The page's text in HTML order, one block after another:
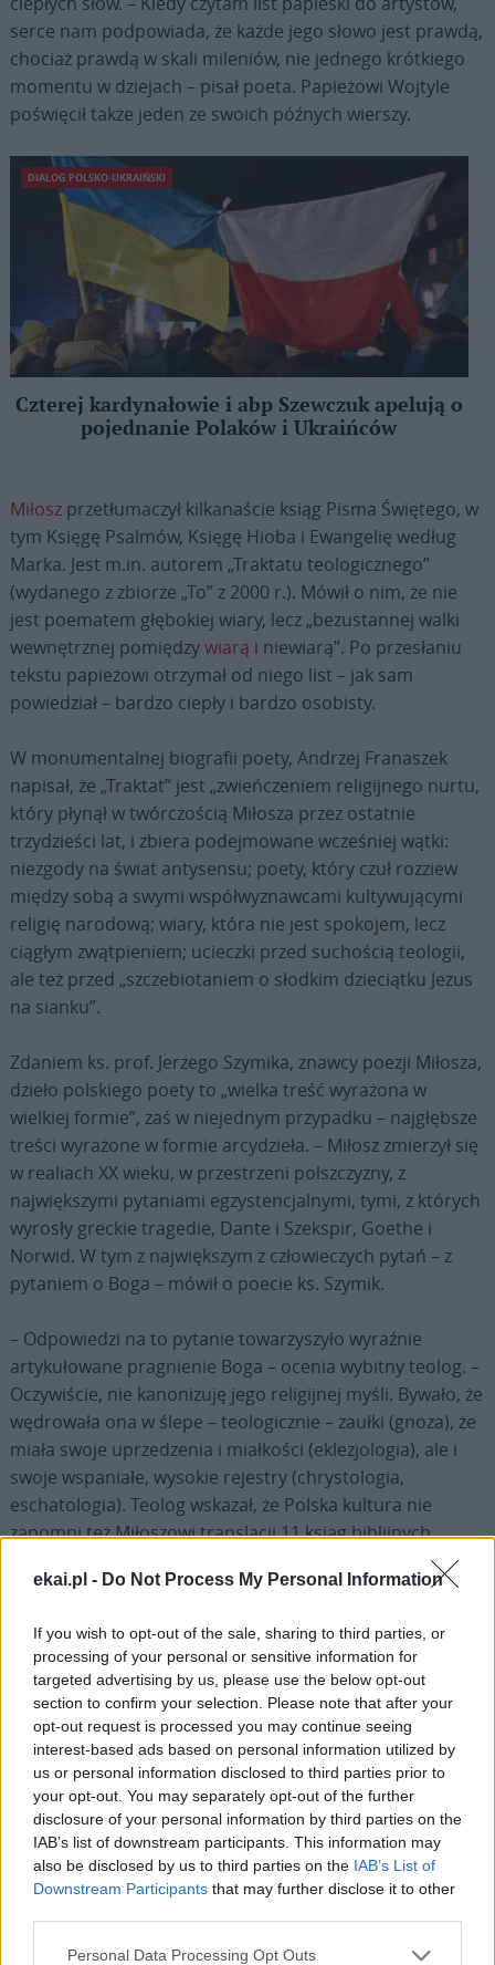
ekai.pl - Do Not Process My Personal Information
If you wish to opt-out of the sale, sharing to third parties, or
processing of your personal or sensitive information for
targeted advertising by us, please use the below opt-out
section to confirm your selection. Please note that after your
opt-out request is processed you may continue seeing
interest-based ads based on personal information utilized by
us or personal information disclosed to third parties prior to
your opt-out. You may separately opt-out of the further
disclosure of your personal information by third parties on the
IAB’s list of downstream participants. This information may
also be disclosed by us to third parties on the IAB’s List of
Downstream Participants that may further disclose it to other
Personal Data Processing Opt Outs
serce nam podpowiada, że każde jego słowo jest prawdą,
chociaż prawdą w skali mileniów, nie jednego krótkiego
momentu w dziejach – pisał poeta. Papieżowi Wojtyle
poświęcił także jeden ze swoich późnych wierszy.
DIALOG POLSKO-UKRAIŃSKI
Czterej kardynałowie i abp Szewczuk apelują o
pojednanie Polaków i Ukraińców
Miłoszprzetłumaczył kilkanaście ksiąg Pisma Świętego, w
tym Księgę Psalmów, Księgę Hioba i Ewangelię według
Marka. Jest m.in. autorem „Traktatu teologicznego”
(wydanego z zbiorze „To” z 2000 r.). Mówił o nim, że nie
jest poematem głębokiej wiary, lecz „bezustannej walki
wewnętrznej pomiędzywiarą i niewiarą”. Po przesłaniu
tekstu papieżowi otrzymał od niego list – jak sam
powiedział – bardzo ciepły i bardzo osobisty.
W monumentalnej biografii poety, Andrzej Franaszek
napisał, że „Traktat” jest „zwieńczeniem religijnego nurtu,
który płynął w twórczością Miłosza przez ostatnie
trzydzieści lat, i zbiera podejmowane wcześniej wątki:
niezgody na świat antysensu; poety, który czuł rozziew
między sobą a swymi współwyznawcami kultywującymi
religię narodową; wiary, która nie jest spokojem, lecz
ciągłym zwątpieniem; ucieczki przed suchością teologii,
ale też przed „szczebiotaniem o słodkim dzieciątku Jezus
na sianku”.
Zdaniem ks. prof. Jerzego Szymika, znawcy poezji Miłosza,
dzieło polskiego poety to „wielka treść wyrażona w
wielkiej formie”, zaś w niejednym przypadku – najgłębsze
treści wyrażone w formie arcydzieła. – Miłosz zmierzył się
w realiach XX wieku, w przestrzeni polszczyzny, z
największymi pytaniami egzystencjalnymi, tymi, z których
wyrosły greckie tragedie, Dante i Szekspir, Goethe i
Norwid. W tym z największym z człowieczych pytań – z
pytaniem o Boga – mówił o poecie ks. Szymik.
– Odpowiedzi na to pytanie towarzyszyło wyraźnie
artykułowane pragnienie Boga – ocenia wybitny teolog. –
Oczywiście, nie kanonizuję jego religijnej myśli. Bywało, że
wędrowała ona w ślepe – teologicznie – zaułki (gnoza), że
miała swoje uprzedzenia i miałkości (eklezjologia), ale i
swoje wspaniałe, wysokie rejestry (chrystologia,
eschatologia). Teolog wskazał, że Polska kultura nie
zapomni też Miłoszowi translacji 11 ksiąg biblijnych.
W kwietniu 2004 r. Miłosz napisał ostatni, jak się miało
błogosławieństwo, kończąc wyrazami synowskiego
oddania.
– Wiadomość o jego śmierci dotarła do mnie w czasie
pobytu w Lourdes – pisał papież w liście do Marka
Skwarnickiego. – Zakończył się okres ziemskiej jego
twórczości „w duchu katolickiej ortodoksji”, jak mi o tym
pisał w swym ostatnim liście, teraz spotkał się z Panem
„twarzą w twarz'” i z wielkim Jego Miłosierdziem.
Requiescat in pace!